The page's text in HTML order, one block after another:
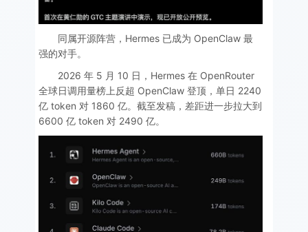
同属开源阵营，Hermes 已成为 OpenClaw 最
强的对手。
2026 年 5 月 10 日，Hermes 在 OpenRouter
全球日调用量榜上反超 OpenClaw 登顶，单日 2240
亿 token 对 1860 亿。截至发稿，差距进一步拉大到
6600 亿 token 对 2490 亿。